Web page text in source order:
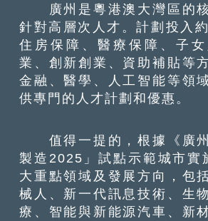
廣州是粵港澳大灣區的核
針對高層次人才。計劃投入
住房保障、醫療保障、子
業、創新創業、資助補貼等
金融、醫學、人工智能等領
供專門的人才計劃和優惠。
值得一提的，根據《廣州
製造2025」試點示範城市實
大重點領域及發展方向，包
械人、新一代訊息技術、生
療、智能與新能源汽車、新